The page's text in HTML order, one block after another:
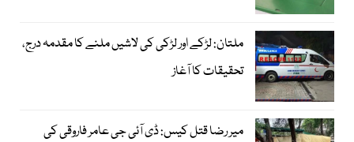
ملتان: لڑکے اور لڑکی کی لاشیں ملنے کا مقدمہ درج،
تحقیقات کا آغاز
میر رضا قتل کیس: ڈی آئی جی عامر فاروقی کی